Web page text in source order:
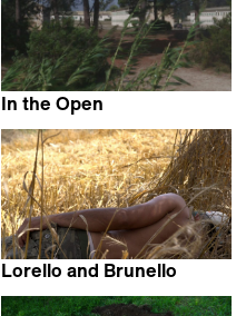
In the Open
Lorello and Brunello